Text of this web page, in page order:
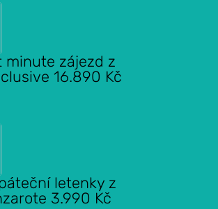
minute zájezd z
16.890 Kč
letenky z
3.990 Kč